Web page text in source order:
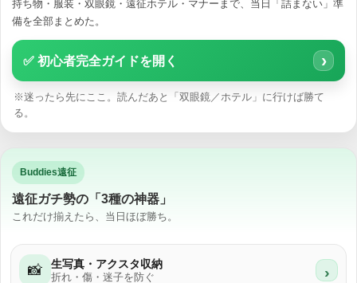
持ち物・服装・双眼鏡・遠征ホテル・マナーまで、当日「詰まない」準
備を全部まとめた。
✅ 初心者完全ガイドを開く ›
※迷ったら先にここ。読んだあと「双眼鏡／ホテル」に行けば勝て
る。
Buddies遠征
遠征ガチ勢の「3種の神器」
これだけ揃えたら、当日ほぼ勝ち。
📸 生写真・アクスタ収納
折れ・傷・迷子を防ぐ ›